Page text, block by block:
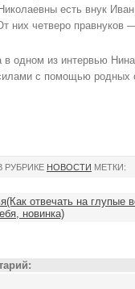
есть внук
них четверо правнуков
в одном из интервью
с помощью родных
РУБРИКЕ НОВОСТИ МЕТКИ:
отвечать на глупые
новинка)